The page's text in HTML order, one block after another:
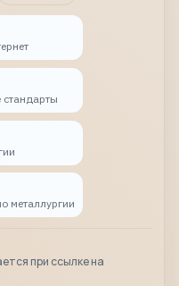
стандарты
металлургии
при ссылке на